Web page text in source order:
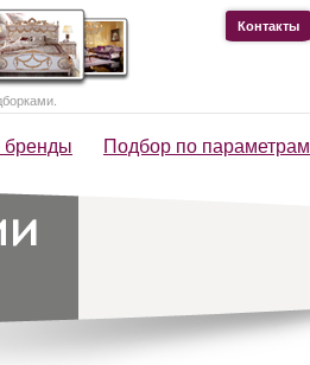
бренды Подбор по параметрам
Контакты